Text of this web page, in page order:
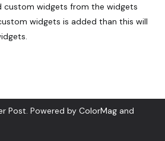
custom widgets from the widgets
widgets is added than this will
Post. Powered by ColorMag and